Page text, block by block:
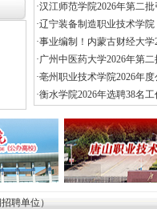
·汉江师范学院2026年第二
·辽宁装备制造职业技术学
·事业编制！内蒙古财经大
·广州中医药大学2026年第
·亳州职业技术学院2026年
·衡水学院2026年选聘38名
招聘单位）